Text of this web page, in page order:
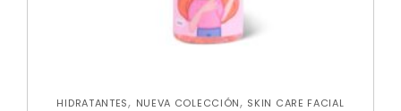
HIDRATANTES, NUEVA COLECCIÓN, SKIN CARE FACIAL